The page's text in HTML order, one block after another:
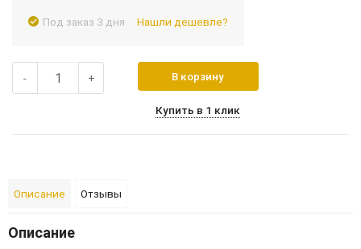
Под заказ 3 дня Нашли дешевле?
- + В корзину
Купить в 1 клик
Описание Отзывы
Описание